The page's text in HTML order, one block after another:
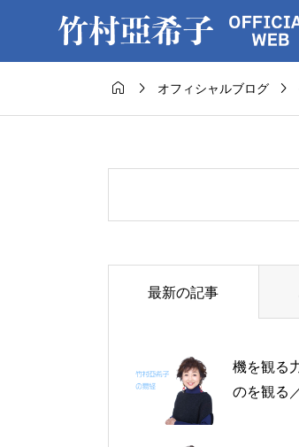
  オフィシャルブログ 
最新の記事
機を観る
のを観る